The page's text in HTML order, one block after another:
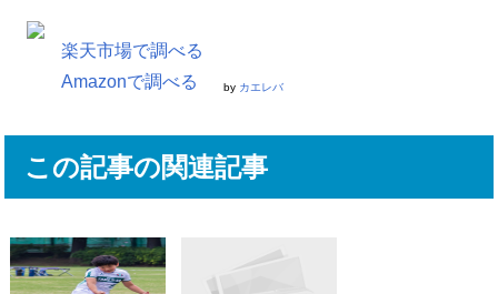
楽天市場で調べる
Amazonで調べる
by カエレバ
この記事の関連記事